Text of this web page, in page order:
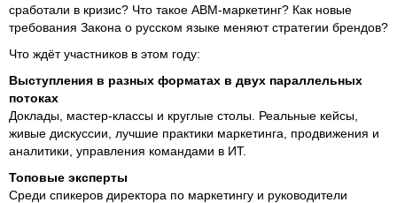
сработали в кризис? Что такое ABM-маркетинг? Как новые
требования Закона о русском языке меняют стратегии брендов?
Что ждёт участников в этом году:
Выступления в разных форматах в двух параллельных
потоках
Доклады, мастер-классы и круглые столы. Реальные кейсы,
живые дискуссии, лучшие практики маркетинга, продвижения и
аналитики, управления командами в ИТ.
Топовые эксперты
Среди спикеров директора по маркетингу и руководители